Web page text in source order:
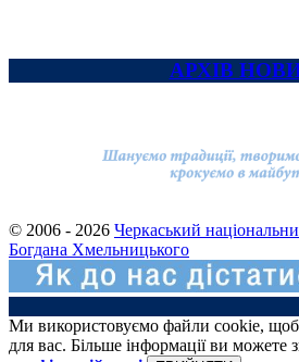
АРХІВ
© 2006 - 2026 Черкаський
Богдана Хмельницького
Ми використовуємо файли cookie,
для вас. Більше інформації ви можете